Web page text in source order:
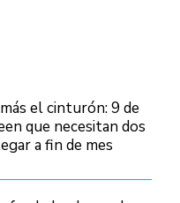
el cinturón: 9 de
que necesitan dos
a fin de mes